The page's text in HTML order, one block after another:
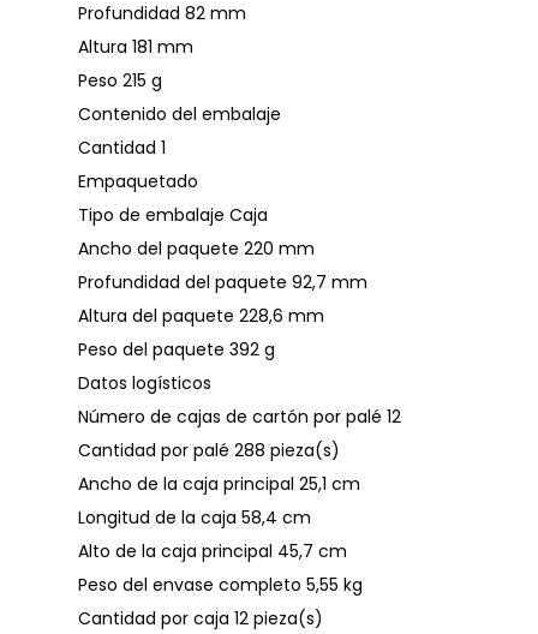
Profundidad 82 mm
Altura 181 mm
Peso 215 g
Contenido del embalaje
Cantidad 1
Empaquetado
Tipo de embalaje Caja
Ancho del paquete 220 mm
Profundidad del paquete 92,7 mm
Altura del paquete 228,6 mm
Peso del paquete 392 g
Datos logísticos
Número de cajas de cartón por palé 12
Cantidad por palé 288 pieza(s)
Ancho de la caja principal 25,1 cm
Longitud de la caja 58,4 cm
Alto de la caja principal 45,7 cm
Peso del envase completo 5,55 kg
Cantidad por caja 12 pieza(s)